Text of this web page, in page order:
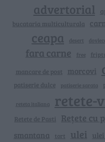
advertorial
bucataria multiculturala
ceapa desert
fara carne free
mancare de post morcovi
patiserie dulce patiserie sarata
reteta italiana retete-
Retete de Pasti Rețete cu
smantana tort ulei